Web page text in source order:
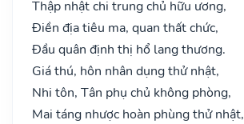
Thập nhật chi trung chủ hữu ương,
Điền địa tiêu ma, quan thất chức,
Đầu quân định thị hổ lang thương.
Giá thú, hôn nhân dụng thử nhật,
Nhi tôn, Tân phụ chủ không phòng,
Mai táng nhược hoàn phùng thử nhật,